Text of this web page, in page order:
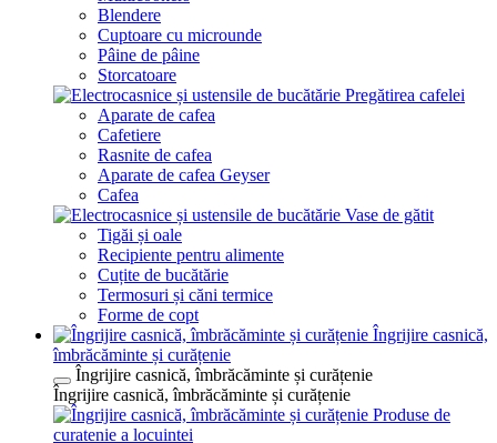
Blendere
Cuptoare cu microunde
Pâine de pâine
Storcatoare
Pregătirea cafelei
Aparate de cafea
Cafetiere
Rasnite de cafea
Aparate de cafea Geyser
Cafea
Vase de gătit
Tigăi și oale
Recipiente pentru alimente
Cuțite de bucătărie
Termosuri și căni termice
Forme de copt
Îngrijire casnică,
îmbrăcăminte și curățenie
Îngrijire casnică, îmbrăcăminte și curățenie
Îngrijire casnică, îmbrăcăminte și curățenie
Produse de
curatenie a locuintei